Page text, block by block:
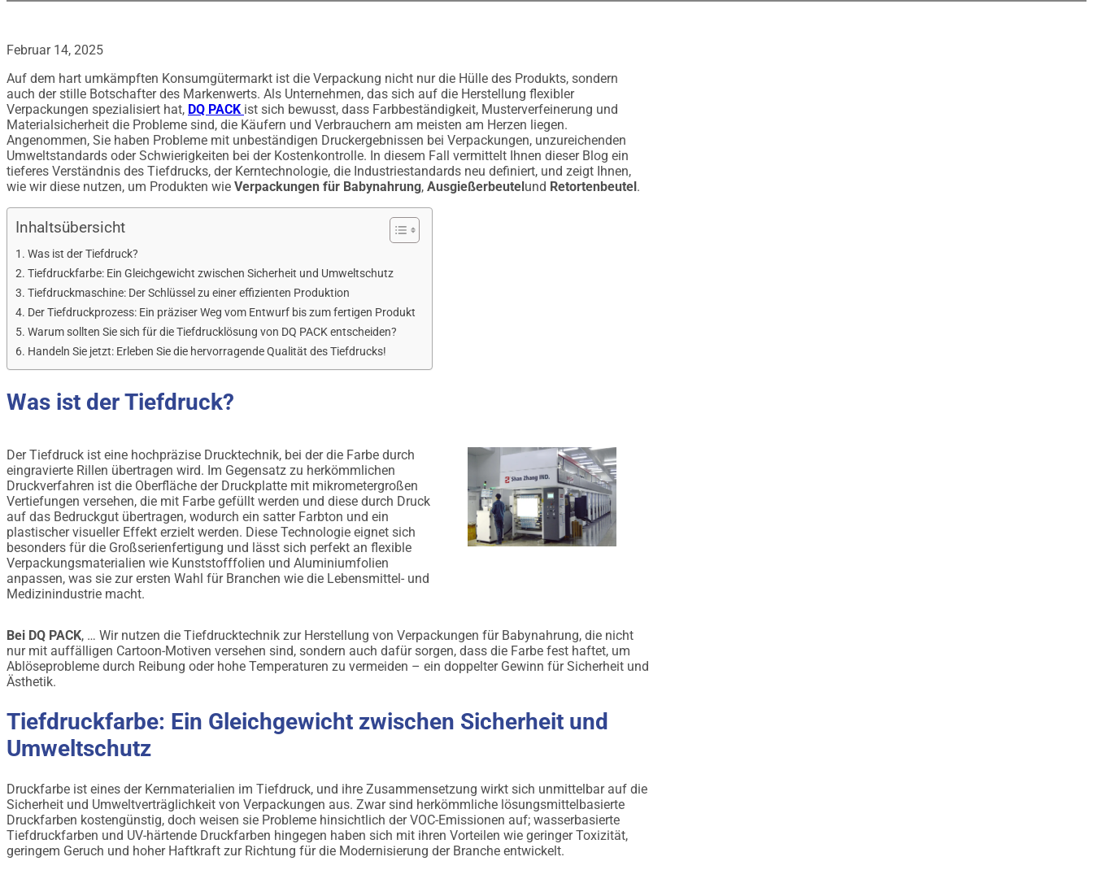
Februar 14, 2025
Auf dem hart umkämpften Konsumgütermarkt ist die Verpackung nicht nur die Hülle des Produkts, sondern
auch der stille Botschafter des Markenwerts. Als Unternehmen, das sich auf die Herstellung flexibler
Verpackungen spezialisiert hat, DQ PACK ist sich bewusst, dass Farbbeständigkeit, Musterverfeinerung und
Materialsicherheit die Probleme sind, die Käufern und Verbrauchern am meisten am Herzen liegen.
Angenommen, Sie haben Probleme mit unbeständigen Druckergebnissen bei Verpackungen, unzureichenden
Umweltstandards oder Schwierigkeiten bei der Kostenkontrolle. In diesem Fall vermittelt Ihnen dieser Blog ein
tieferes Verständnis des Tiefdrucks, der Kerntechnologie, die Industriestandards neu definiert, und zeigt Ihnen,
wie wir diese nutzen, um Produkten wie Verpackungen für Babynahrung, Ausgießerbeutelund Retortenbeutel.
Inhaltsübersicht
Was ist der Tiefdruck?
Tiefdruckfarbe: Ein Gleichgewicht zwischen Sicherheit und Umweltschutz
Tiefdruckmaschine: Der Schlüssel zu einer effizienten Produktion
Der Tiefdruckprozess: Ein präziser Weg vom Entwurf bis zum fertigen Produkt
Warum sollten Sie sich für die Tiefdrucklösung von DQ PACK entscheiden?
Handeln Sie jetzt: Erleben Sie die hervorragende Qualität des Tiefdrucks!
Was ist der Tiefdruck?
Der Tiefdruck ist eine hochpräzise Drucktechnik, bei der die Farbe durch
eingravierte Rillen übertragen wird. Im Gegensatz zu herkömmlichen
Druckverfahren ist die Oberfläche der Druckplatte mit mikrometergroßen
Vertiefungen versehen, die mit Farbe gefüllt werden und diese durch Druck
auf das Bedruckgut übertragen, wodurch ein satter Farbton und ein
plastischer visueller Effekt erzielt werden. Diese Technologie eignet sich
besonders für die Großserienfertigung und lässt sich perfekt an flexible
Verpackungsmaterialien wie Kunststofffolien und Aluminiumfolien
anpassen, was sie zur ersten Wahl für Branchen wie die Lebensmittel- und
Medizinindustrie macht.
Bei DQ PACK, … Wir nutzen die Tiefdrucktechnik zur Herstellung von Verpackungen für Babynahrung, die nicht
nur mit auffälligen Cartoon-Motiven versehen sind, sondern auch dafür sorgen, dass die Farbe fest haftet, um
Ablöseprobleme durch Reibung oder hohe Temperaturen zu vermeiden – ein doppelter Gewinn für Sicherheit und
Ästhetik.
Tiefdruckfarbe: Ein Gleichgewicht zwischen Sicherheit und
Umweltschutz
Druckfarbe ist eines der Kernmaterialien im Tiefdruck, und ihre Zusammensetzung wirkt sich unmittelbar auf die
Sicherheit und Umweltverträglichkeit von Verpackungen aus. Zwar sind herkömmliche lösungsmittelbasierte
Druckfarben kostengünstig, doch weisen sie Probleme hinsichtlich der VOC-Emissionen auf; wasserbasierte
Tiefdruckfarben und UV-härtende Druckfarben hingegen haben sich mit ihren Vorteilen wie geringer Toxizität,
geringem Geruch und hoher Haftkraft zur Richtung für die Modernisierung der Branche entwickelt.